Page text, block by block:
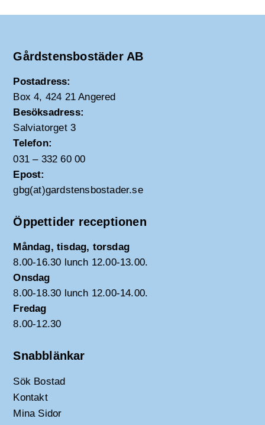
Gårdstensbostäder AB
Postadress:
Box 4, 424 21 Angered
Besöksadress:
Salviatorget 3
Telefon:
031 – 332 60 00
Epost:
gbg(at)gardstensbostader.se
Öppettider receptionen
Måndag, tisdag, torsdag
8.00-16.30 lunch 12.00-13.00.
Onsdag
8.00-18.30 lunch 12.00-14.00.
Fredag
8.00-12.30
Snabblänkar
Sök Bostad
Kontakt
Mina Sidor